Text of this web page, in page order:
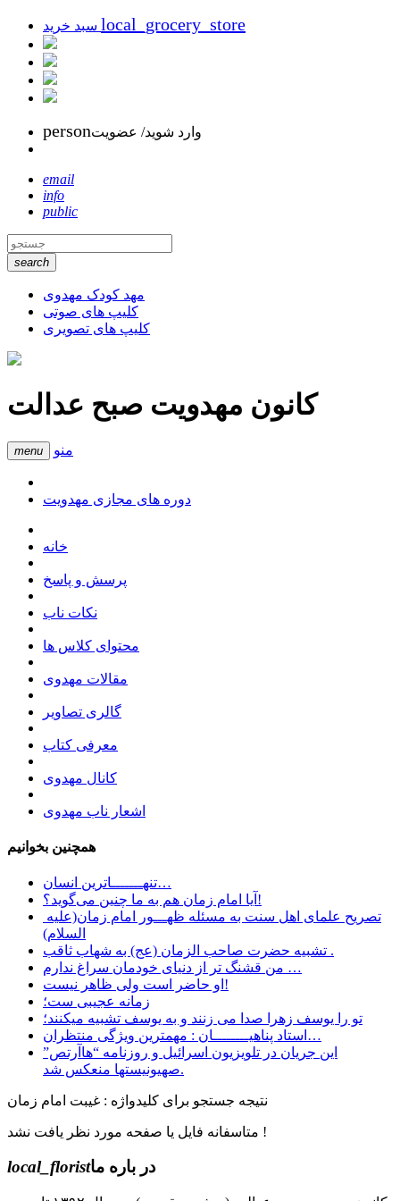
local_grocery_store
personوارد شوید/ عضویت
email
info
public
search
مهد کودک مهدوی
کلیپ های صوتی
کلیپ های تصویری
کانون مهدویت صبح عدالت
menu منو
دوره های مجازی مهدویت
خانه
پرسش و پاسخ
نکات ناب
محتوای کلاس ها
مقالات مهدوی
گالری تصاویر
معرفی کتاب
کانال مهدوی
اشعار ناب مهدوی
همچنین بخوانیم
تنهـــــــاترین انسان…
آیا امام زمان هم به ما چنین می‌گوید؟!
السلام)
تشبیه حضرت صاحب الزمان (عج) به شهاب ثاقب .
ﻣﻦ ﻗﺸﻨﮓ ﺗﺮ ﺍﺯ ﺩﻧﯿﺎﯼ ﺧﻮﺩﻣﺎﻥ ﺳﺮﺍﻍ ﻧﺪﺍﺭﻡ …
او حاضر است ولی ظاهر نیست!
زمانه عجیبی ست؛
تو را یوسف زهرا صدا می زنند و به یوسف تشبیه میکنند؛
استاد پناهیــــــــان : مهمترین ویژگی منتظران…
این جریان در تلویزیون اسرائیل و روزنامه “هاآرتص”
صهیونیستها منعکس شد.
نتیجه جستجو برای کلیدواژه : غیبت امام زمان
متاسفانه فایل یا صفحه مورد نظر یافت نشد !
local_floristدر باره ما